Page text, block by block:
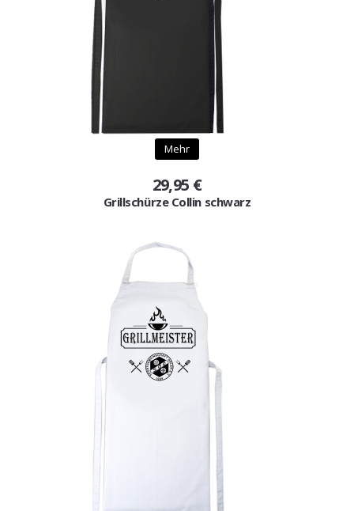
Mehr
29,95 €
Grillschürze Collin schwarz